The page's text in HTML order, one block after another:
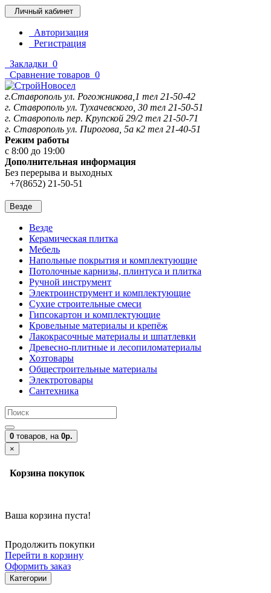
Личный кабинет
Авторизация
Регистрация
Закладки 0
Сравнение товаров 0
г.Ставрополь ул. Рогожникова,1 тел 21-50-42
г. Ставрополь ул. Тухачевского, 30 тел 21-50-51
г. Ставрополь пер. Крупской 29/2 тел 21-50-71
г. Ставрополь ул. Пирогова, 5а к2 тел 21-40-51
Режим работы
с 8:00 до 19:00
Дополнительная информация
Без перерыва и выходных
+7(8652) 21-50-51
Везде
Везде
Керамическая плитка
Мебель
Напольные покрытия и комплектующие
Потолочные карнизы, плинтуса и плитка
Ручной инструмент
Электроинструмент и комплектующие
Сухие строительные смеси
Гипсокартон и комплектующие
Кровельные материалы и крепёж
Лакокрасочные материалы и шпатлевки
Древесно-плитные и лесопиломатериалы
Хозтовары
Общестроительные материалы
Электротовары
Сантехника
0 товаров, на 0р.
×
Корзина покупок
Ваша корзина пуста!
Продолжить покупки
Перейти в корзину
Оформить заказ
Категории